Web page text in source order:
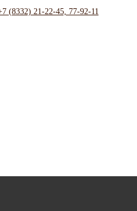
(8332) 21-22-45, 77-92-11